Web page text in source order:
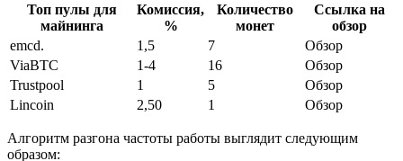
Топ пулы для
майнинга
Комиссия,
%
Количество
монет
Ссылка на
обзор
emcd.
1,5 7
Обзор
ViaBTC
1-4 16
Обзор
Trustpool
1 5
Обзор
Lincoin
2,50 1 Обзор
Алгоритм разгона частоты работы выглядит следующим
образом: